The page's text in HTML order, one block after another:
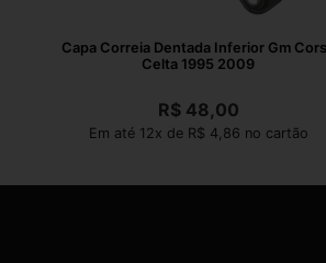
Capa Correia Dentada Inferior Gm
Celta 1995 2009
R$48,00
Em até 12x de R$ 4,86 no cartão